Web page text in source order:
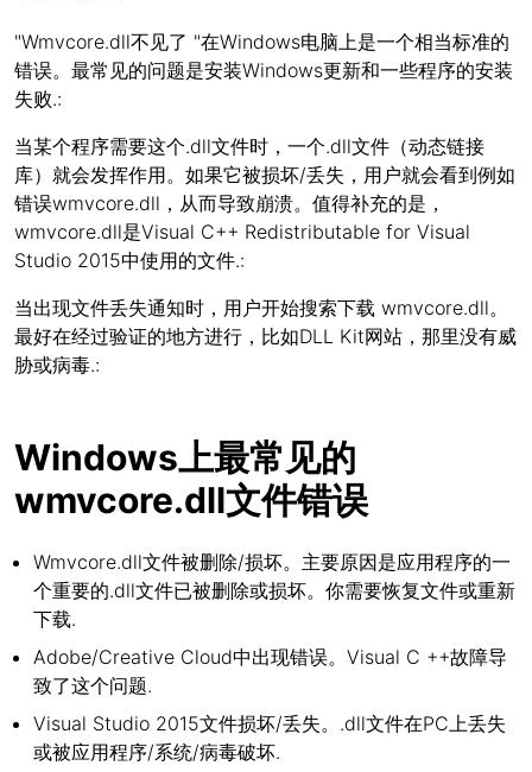
"Wmvcore.dll不见了 "在Windows电脑上是一个相当标准的
错误。最常见的问题是安装Windows更新和一些程序的安装
失败.:
当某个程序需要这个.dll文件时，一个.dll文件（动态链接
库）就会发挥作用。如果它被损坏/丢失，用户就会看到例如
错误wmvcore.dll，从而导致崩溃。值得补充的是，
wmvcore.dll是Visual C++ Redistributable for Visual
Studio 2015中使用的文件.:
当出现文件丢失通知时，用户开始搜索下载 wmvcore.dll。
最好在经过验证的地方进行，比如DLL Kit网站，那里没有威
胁或病毒.:
Windows上最常见的
wmvcore.dll文件错误
Wmvcore.dll文件被删除/损坏。主要原因是应用程序的一
个重要的.dll文件已被删除或损坏。你需要恢复文件或重新
下载.
Adobe/Creative Cloud中出现错误。Visual C ++故障导
致了这个问题.
Visual Studio 2015文件损坏/丢失。.dll文件在PC上丢失
或被应用程序/系统/病毒破坏.